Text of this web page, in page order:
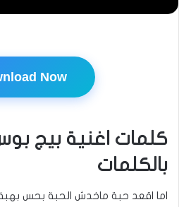
Now
كلمات اغنية بيج
بالكلمات
اما اقعد حبة ماخدش الحبة بحس